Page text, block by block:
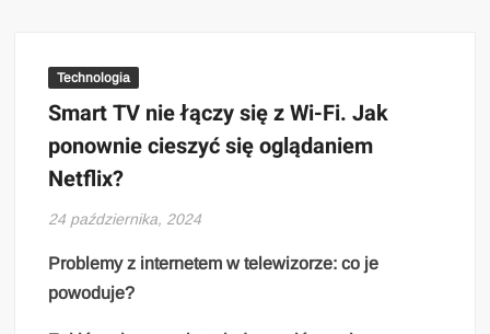
Technologia
Smart TV nie łączy się z Wi-Fi. Jak
ponownie cieszyć się oglądaniem
Netflix?
24 października, 2024
Problemy z internetem w telewizorze: co je
powoduje?